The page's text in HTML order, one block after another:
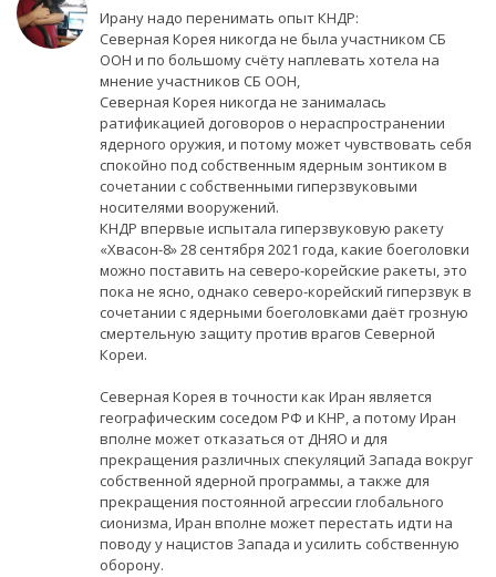
Ирану надо перенимать опыт КНДР:
Северная Корея никогда не была участником СБ
ООН и по большому счёту наплевать хотела на
мнение участников СБ ООН,
Северная Корея никогда не занималась
ратификацией договоров о нераспространении
ядерного оружия, и потому может чувствовать себя
спокойно под собственным ядерным зонтиком в
сочетании с собственными гиперзвуковыми
носителями вооружений.
КНДР впервые испытала гиперзвуковую ракету
«Хвасон-8» 28 сентября 2021 года, какие боеголовки
можно поставить на северо-корейские ракеты, это
пока не ясно, однако северо-корейский гиперзвук в
сочетании с ядерными боеголовками даёт грозную
смертельную защиту против врагов Северной
Кореи.
Северная Корея в точности как Иран является
географическим соседом РФ и КНР, а потому Иран
вполне может отказаться от ДНЯО и для
прекращения различных спекуляций Запада вокруг
собственной ядерной программы, а также для
прекращения постоянной агрессии глобального
сионизма, Иран вполне может перестать идти на
поводу у нацистов Запада и усилить собственную
оборону.